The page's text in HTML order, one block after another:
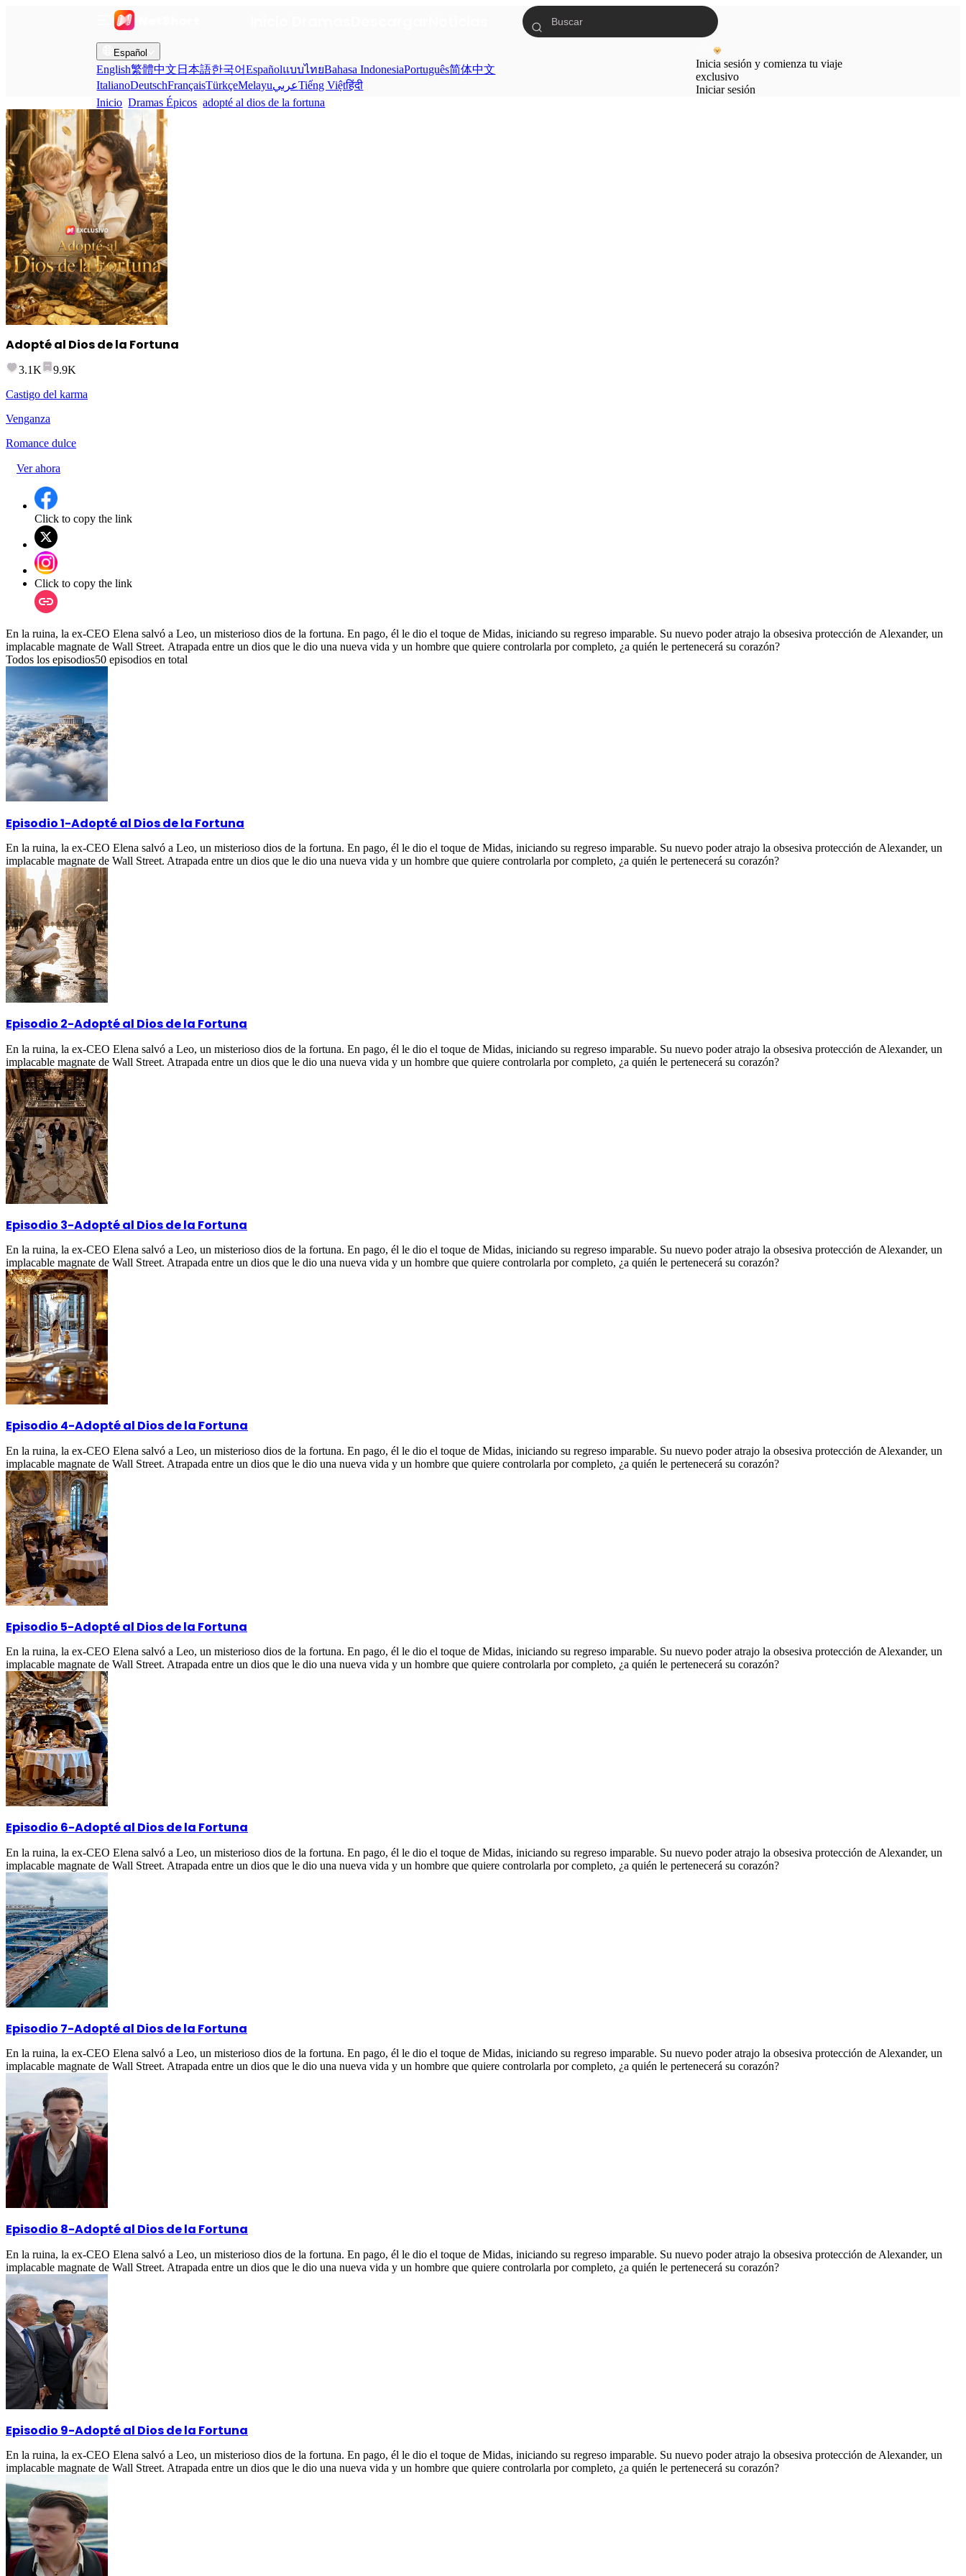
Español
English繁體中文 日本語한국어EspañolแบบไทยBahasa IndonesiaPortuguês简体中文
ItalianoDeutschFrançaisTürkçeMelayuعربيTiếng Việtहिंदी
Inicia sesión y comienza tu viaje
exclusivo
Iniciar sesión
Inicio Dramas Épicos adopté al dios de la fortuna
Adopté al Dios de la Fortuna
3.1K
9.9K
Castigo del karma
Venganza
Romance dulce
Ver ahora
Click to copy the link
Click to copy the link
En la ruina, la ex-CEO Elena salvó a Leo, un misterioso dios de la fortuna. En pago, él le dio el toque de Midas, iniciando su regreso imparable. Su nuevo poder atrajo la obsesiva protección de Alexander, un
implacable magnate de Wall Street. Atrapada entre un dios que le dio una nueva vida y un hombre que quiere controlarla por completo, ¿a quién le pertenecerá su corazón?
Todos los episodios50 episodios en total
Episodio 1-Adopté al Dios de la Fortuna
En la ruina, la ex-CEO Elena salvó a Leo, un misterioso dios de la fortuna. En pago, él le dio el toque de Midas, iniciando su regreso imparable. Su nuevo poder atrajo la obsesiva protección de Alexander, un
implacable magnate de Wall Street. Atrapada entre un dios que le dio una nueva vida y un hombre que quiere controlarla por completo, ¿a quién le pertenecerá su corazón?
Episodio 2-Adopté al Dios de la Fortuna
En la ruina, la ex-CEO Elena salvó a Leo, un misterioso dios de la fortuna. En pago, él le dio el toque de Midas, iniciando su regreso imparable. Su nuevo poder atrajo la obsesiva protección de Alexander, un
implacable magnate de Wall Street. Atrapada entre un dios que le dio una nueva vida y un hombre que quiere controlarla por completo, ¿a quién le pertenecerá su corazón?
Episodio 3-Adopté al Dios de la Fortuna
En la ruina, la ex-CEO Elena salvó a Leo, un misterioso dios de la fortuna. En pago, él le dio el toque de Midas, iniciando su regreso imparable. Su nuevo poder atrajo la obsesiva protección de Alexander, un
implacable magnate de Wall Street. Atrapada entre un dios que le dio una nueva vida y un hombre que quiere controlarla por completo, ¿a quién le pertenecerá su corazón?
Episodio 4-Adopté al Dios de la Fortuna
En la ruina, la ex-CEO Elena salvó a Leo, un misterioso dios de la fortuna. En pago, él le dio el toque de Midas, iniciando su regreso imparable. Su nuevo poder atrajo la obsesiva protección de Alexander, un
implacable magnate de Wall Street. Atrapada entre un dios que le dio una nueva vida y un hombre que quiere controlarla por completo, ¿a quién le pertenecerá su corazón?
Episodio 5-Adopté al Dios de la Fortuna
En la ruina, la ex-CEO Elena salvó a Leo, un misterioso dios de la fortuna. En pago, él le dio el toque de Midas, iniciando su regreso imparable. Su nuevo poder atrajo la obsesiva protección de Alexander, un
implacable magnate de Wall Street. Atrapada entre un dios que le dio una nueva vida y un hombre que quiere controlarla por completo, ¿a quién le pertenecerá su corazón?
Episodio 6-Adopté al Dios de la Fortuna
En la ruina, la ex-CEO Elena salvó a Leo, un misterioso dios de la fortuna. En pago, él le dio el toque de Midas, iniciando su regreso imparable. Su nuevo poder atrajo la obsesiva protección de Alexander, un
implacable magnate de Wall Street. Atrapada entre un dios que le dio una nueva vida y un hombre que quiere controlarla por completo, ¿a quién le pertenecerá su corazón?
Episodio 7-Adopté al Dios de la Fortuna
En la ruina, la ex-CEO Elena salvó a Leo, un misterioso dios de la fortuna. En pago, él le dio el toque de Midas, iniciando su regreso imparable. Su nuevo poder atrajo la obsesiva protección de Alexander, un
implacable magnate de Wall Street. Atrapada entre un dios que le dio una nueva vida y un hombre que quiere controlarla por completo, ¿a quién le pertenecerá su corazón?
Episodio 8-Adopté al Dios de la Fortuna
En la ruina, la ex-CEO Elena salvó a Leo, un misterioso dios de la fortuna. En pago, él le dio el toque de Midas, iniciando su regreso imparable. Su nuevo poder atrajo la obsesiva protección de Alexander, un
implacable magnate de Wall Street. Atrapada entre un dios que le dio una nueva vida y un hombre que quiere controlarla por completo, ¿a quién le pertenecerá su corazón?
Episodio 9-Adopté al Dios de la Fortuna
En la ruina, la ex-CEO Elena salvó a Leo, un misterioso dios de la fortuna. En pago, él le dio el toque de Midas, iniciando su regreso imparable. Su nuevo poder atrajo la obsesiva protección de Alexander, un
implacable magnate de Wall Street. Atrapada entre un dios que le dio una nueva vida y un hombre que quiere controlarla por completo, ¿a quién le pertenecerá su corazón?